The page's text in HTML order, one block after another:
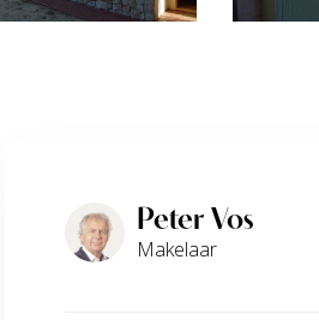
Peter Vos
Makelaar